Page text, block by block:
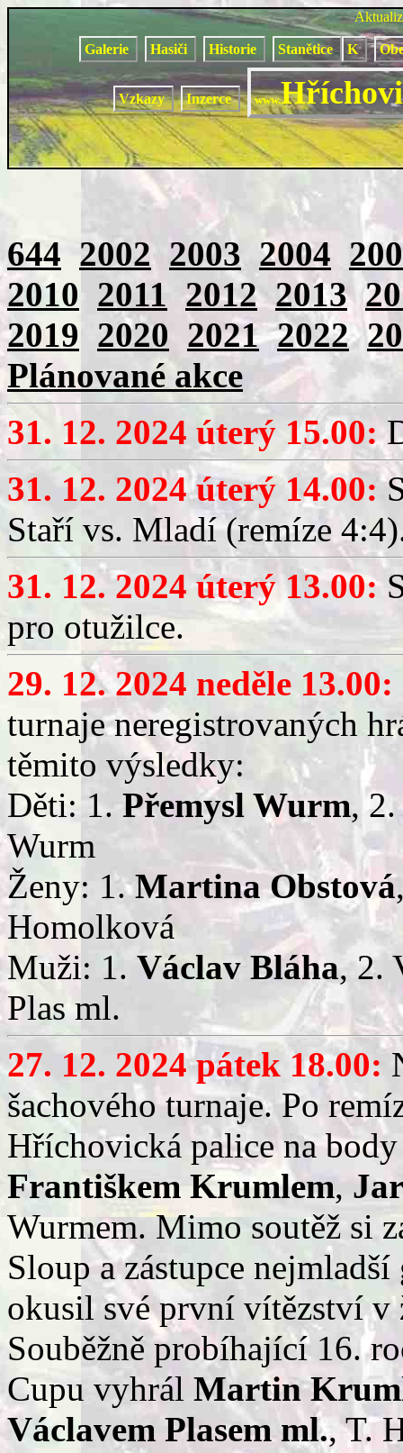
Galerie Hasiči Historie Stanětice K
Vzkazy Inzerce www.
644 2002 2003 2004
2010 2011 2012 2013
2019 2020 2021 2022
Plánované akce
31. 12. 2024 úterý 15.00:
31. 12. 2024 úterý 14.00:
Staří vs. Mladí (remíze
31. 12. 2024 úterý 13.00:
pro otužilce.
29. 12. 2024 neděle 13.00:
turnaje neregistrovaných
těmito výsledky:
Děti: 1.Přemysl Wurm,
Wurm
Ženy: 1.Martina Obstová
Homolková
Muži: 1. Václav Bláha, 2.
Plas ml.
27. 12. 2024 pátek 18.00:
šachového turnaje. Po
Hříchovická palice na
Františkem Krumlem,
Wurmem. Mimo soutěž si
Sloup a zástupce nejmladší
okusil své první vítězstvív
Souběžně probíhající 16.
Cupu vyhrál Martin
Václavem Plasem ml., T.